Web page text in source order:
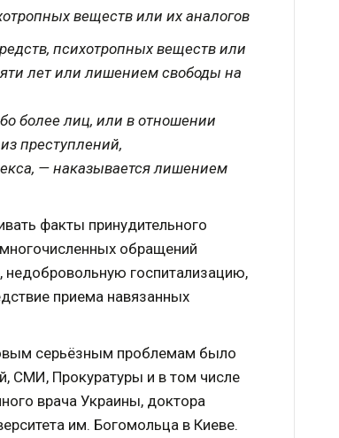
веществ или их аналогов
психотропных веществ или
лет или лишением свободы на
более лиц, или в отношении
преступлений,
— наказывается лишением
факты принудительного
обращений
недобровольную госпитализацию,
приема навязанных
серьёзным проблемам было
СМИ, Прокуратуры и в том числе
врача Украины, доктора
им. Богомольца в Киеве.